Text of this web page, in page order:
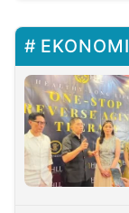
EKONOMI